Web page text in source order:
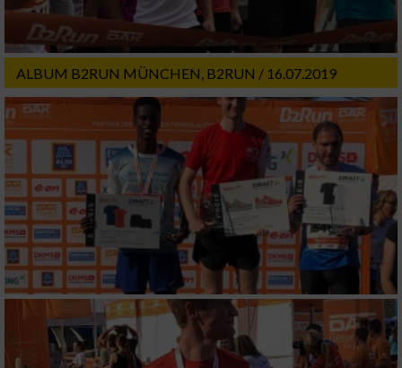
ALBUM B2RUN MÜNCHEN, B2RUN / 16.07.2019
Nicht-IAB-Verarbeitungszwecke:
Notwendig
Performance
Funktional
Werbung